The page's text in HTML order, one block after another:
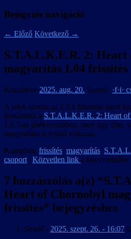
Bejegyzés navigáció
← Előző Következő →
S.T.A.L.K.E.R. 2: Heart
magyarítás 1.04 frissítés
Közzétéve 2025. aug. 20. Szerző: ·f·i·
A jelek szerint az 1.5.x frissítési ágon
frissítettük a S.T.A.L.K.E.R. 2: Heart
1.5.3-as játékverzióhoz, mert úgy tűnt,
magyarítást is érintő változás.
Kategória: frissítés, magyarítás,
csoport | Közvetlen link a könyvjelzőbe.
7 hozzászólás a(z) “
Heart of Chornobyl
frissítés” bejegyzéshez
Shield - 2025. szept. 26. - 16:07